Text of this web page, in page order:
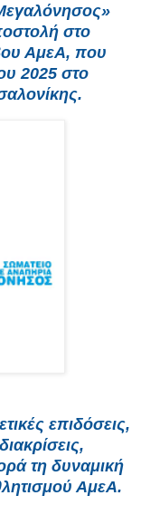
στο
ΑμεΑ, που
2025 στο
επιδόσεις,
τη δυναμική
ΑμεΑ.